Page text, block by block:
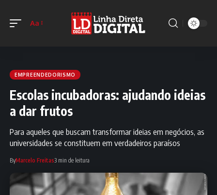
Aa
EMPREENDEDORISMO
Escolas incubadoras: ajudando ideias
a dar frutos
Para aqueles que buscam transformar ideias em negócios, as
universidades se constituem em verdadeiros paraísos
ByMarcelo Freitas3 min de leitura